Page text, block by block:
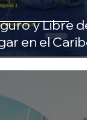
y Libre de
en el Caribe